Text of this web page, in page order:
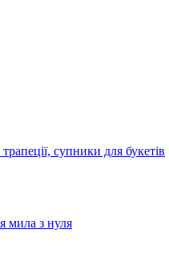
супники для букетів
мила з нуля